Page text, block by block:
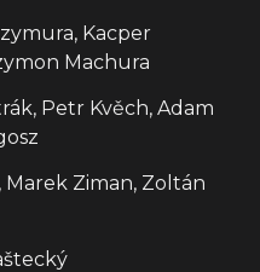
Kacper
Machura
Petr Kvěch, Adam
Marek Ziman, Zoltán